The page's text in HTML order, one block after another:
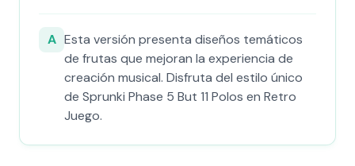
A Esta versión presenta diseños temáticos
de frutas que mejoran la experiencia de
creación musical. Disfruta del estilo único
de Sprunki Phase 5 But 11 Polos en Retro
Juego.